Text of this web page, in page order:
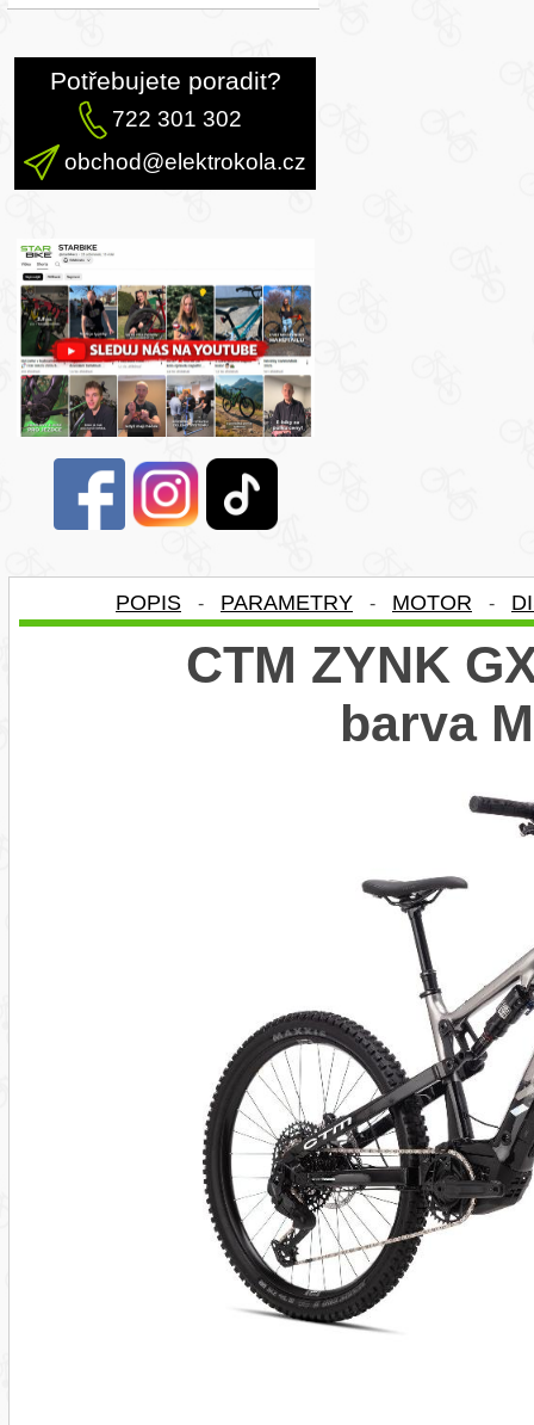
Potřebujete poradit?
722 301 302
obchod@elektrokola.cz
POPIS - PARAMETRY - MOTOR -
CTM ZYNK
barva